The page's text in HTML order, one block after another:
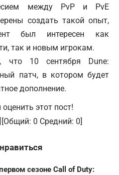
между PvP и PvE
создать такой опыт,
был интересен как
так и новым игрокам.
что 10 сентября Dune:
патч, в котором будет
дополнение.
этот пост!
[Общий: 0 Средний: 0]
сезоне Call of Duty: